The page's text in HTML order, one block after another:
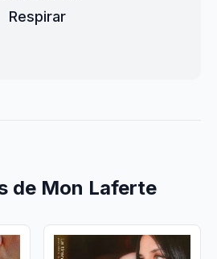
Respirar
de Mon Laferte